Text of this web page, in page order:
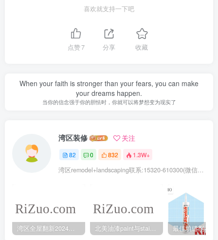
喜欢就支持一下吧
点赞7 分享 收藏
When your faith is stronger than your fears, you can make
your dreams happen.
当你的信念强于你的胆怯时，你就可以将梦想变为现实了
湾区装修 关注
82 0 832 1.3W+
湾区remodel+landscaping联系:15320-610300(微信同号去掉-)
湾区全屋翻新2024年5月最新报价 北美油漆paint与stain的不同之处